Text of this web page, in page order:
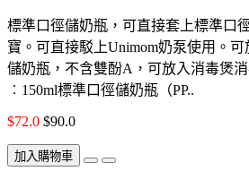
標準口徑儲奶瓶，可直接套上標準口
寶。可直接駁上Unimom奶泵使用。
儲奶瓶，不含雙酚A，可放入消毒煲
︰150ml標準口徑儲奶瓶（PP..
$72.0 $90.0
加入購物車